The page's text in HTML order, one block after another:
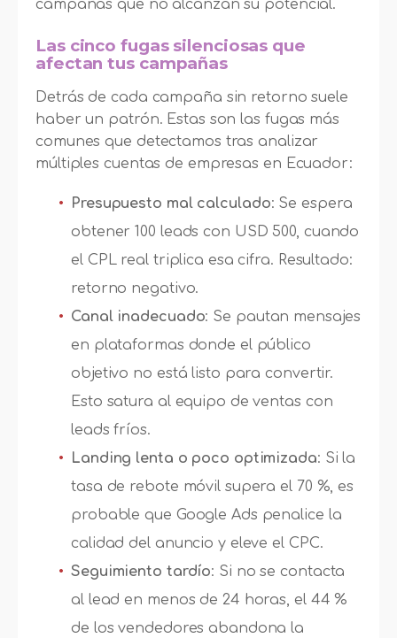
campañas que no alcanzan su potencial.
Las cinco fugas silenciosas que
afectan tus campañas
Detrás de cada campaña sin retorno suele
haber un patrón. Estas son las fugas más
comunes que detectamos tras analizar
múltiples cuentas de empresas en Ecuador:
Presupuesto mal calculado: Se espera
obtener 100 leads con USD 500, cuando
el CPL real triplica esa cifra. Resultado:
retorno negativo.
Canal inadecuado: Se pautan mensajes
en plataformas donde el público
objetivo no está listo para convertir.
Esto satura al equipo de ventas con
leads fríos.
Landing lenta o poco optimizada: Si la
tasa de rebote móvil supera el 70 %, es
probable que Google Ads penalice la
calidad del anuncio y eleve el CPC.
Seguimiento tardío: Si no se contacta
al lead en menos de 24 horas, el 44 %
de los vendedores abandona la